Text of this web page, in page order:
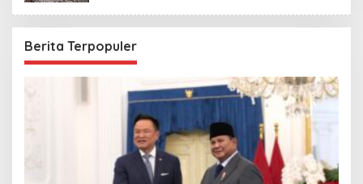
Berita Terpopuler